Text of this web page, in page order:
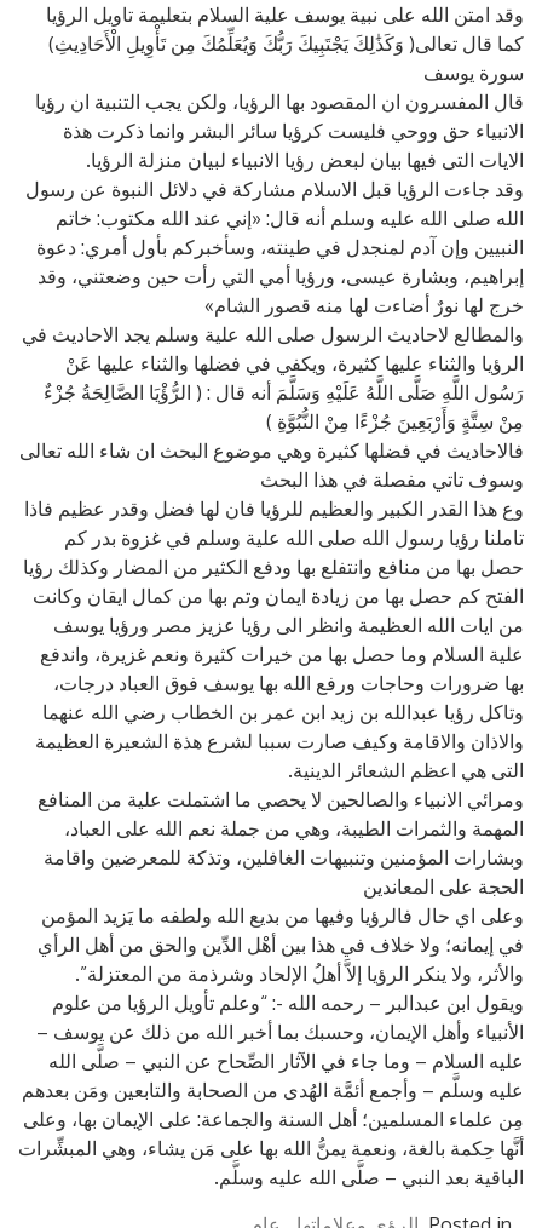
وقد امتن الله على نبية يوسف علية السلام بتعليمة تاويل الرؤيا
كما قال تعالى( وَكَذَٰلِكَ يَجْتَبِيكَ رَبُّكَ وَيُعَلِّمُكَ مِن تَأْوِيلِ الْأَحَادِيثِ)
سورة يوسف
قال المفسرون ان المقصود بها الرؤيا، ولكن يجب التنبية ان رؤيا
الانبياء حق ووحي فليست كرؤيا سائر البشر وانما ذكرت هذة
الايات التى فيها بيان لبعض رؤيا الانبياء لبيان منزلة الرؤيا.
وقد جاءت الرؤيا قبل الاسلام مشاركة في دلائل النبوة عن رسول
الله صلى الله عليه وسلم أنه قال: «إني عند الله مكتوب: خاتم
النبيين وإن آدم لمنجدل في طينته، وسأخبركم بأول أمري: دعوة
إبراهيم، وبشارة عيسى، ورؤيا أمي التي رأت حين وضعتني، وقد
خرج لها نورٌ أضاءت لها منه قصور الشام»
والمطالع لاحاديث الرسول صلى الله علية وسلم يجد الاحاديث في
الرؤيا والثناء عليها كثيرة، ويكفي في فضلها والثناء عليها عَنْ
رَسُول اللَّهِ صَلَّى اللَّهُ عَلَيْهِ وَسَلَّمَ أنه قال : ( الرُّؤْيَا الصَّالِحَةُ جُزْءٌ
مِنْ سِتَّةٍ وَأَرْبَعِينَ جُزْءًا مِنْ النُّبُوَّةِ )
فالاحاديث في فضلها كثيرة وهي موضوع البحث ان شاء الله تعالى
وسوف تاتي مفصلة في هذا البحث
وع هذا القدر الكبير والعظيم للرؤيا فان لها فضل وقدر عظيم فاذا
تاملنا رؤيا رسول الله صلى الله علية وسلم في غزوة بدر كم
حصل بها من منافع وانتفلع بها ودفع الكثير من المضار وكذلك رؤيا
الفتح كم حصل بها من زيادة ايمان وتم بها من كمال ايقان وكانت
من ايات الله العظيمة وانظر الى رؤيا عزيز مصر ورؤيا يوسف
علية السلام وما حصل بها من خيرات كثيرة ونعم غزيرة، واندفع
بها ضرورات وحاجات ورفع الله بها يوسف فوق العباد درجات،
وتاكل رؤيا عبدالله بن زيد ابن عمر بن الخطاب رضي الله عنهما
والاذان والاقامة وكيف صارت سببا لشرع هذة الشعيرة العظيمة
التى هي اعظم الشعائر الدينية.
ومرائي الانبياء والصالحين لا يحصي ما اشتملت علية من المنافع
المهمة والثمرات الطيبة، وهي من جملة نعم الله على العباد،
وبشارات المؤمنين وتنبيهات الغافلين، وتذكة للمعرضين واقامة
الحجة على المعاندين
وعلى اي حال فالرؤيا وفيها من بديع الله ولطفه ما يَزيد المؤمن
في إيمانه؛ ولا خلاف في هذا بين أهْل الدِّين والحق من أهل الرأي
والأثر، ولا ينكر الرؤيا إلاَّ أهلُ الإلحاد وشرذمة من المعتزلة”.
ويقول ابن عبدالبر – رحمه الله -: “وعلم تأويل الرؤيا من علوم
الأنبياء وأهل الإيمان، وحسبك بما أخبر الله من ذلك عن يوسف –
عليه السلام – وما جاء في الآثار الصِّحاح عن النبي – صلَّى الله
عليه وسلَّم – وأجمع أئمَّة الهُدى من الصحابة والتابعين ومَن بعدهم
مِن علماء المسلمين؛ أهل السنة والجماعة: على الإيمان بها، وعلى
أنَّها حِكمة بالغة، ونعمة يمنُّ الله بها على مَن يشاء، وهي المبشِّرات
الباقية بعد النبي – صلَّى الله عليه وسلَّم.